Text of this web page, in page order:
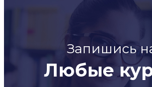
Запишись
Любые